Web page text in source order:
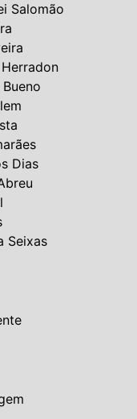
Salomão
Dias
Seixas